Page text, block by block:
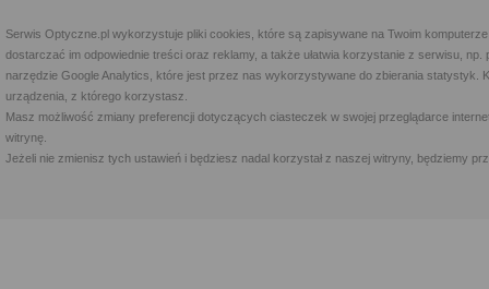
Serwis Optyczne.pl wykorzystuje pliki cookies, które są zapisywane na Twoim
dostarczać im odpowiednie treści oraz reklamy, a także ułatwia korzystanie z serwisu,
narzędzie Google Analytics, które jest przez nas wykorzystywane do zbierania statystyk.
urządzenia, z którego korzystasz.
Masz możliwość zmiany preferencji dotyczących ciasteczek w swojej przeglądarce
witrynę.
Jeżeli nie zmienisz tych ustawień i będziesz nadal korzystał z naszej witryny, będziemy